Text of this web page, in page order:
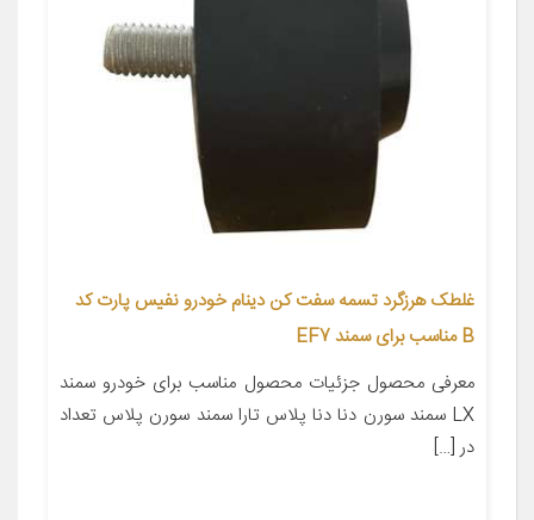
غلطک هرزگرد تسمه سفت کن دینام خودرو نفیس پارت کد
B مناسب برای سمند EF7
معرفی محصول جزئیات محصول مناسب برای خودرو سمند
LX سمند سورن دنا دنا پلاس تارا سمند سورن پلاس تعداد
در […]